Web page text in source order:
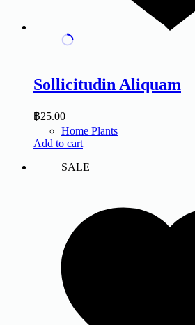
Sollicitudin Aliquam
฿25.00
Home Plants
Add to cart
SALE